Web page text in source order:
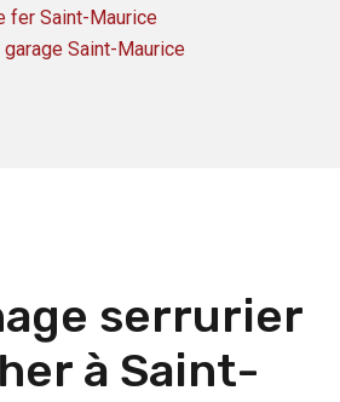
fer Saint-Maurice
Saint-Maurice
serrurier
à Saint-